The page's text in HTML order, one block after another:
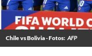
Chile vs Bolivia - Fotos: AFP